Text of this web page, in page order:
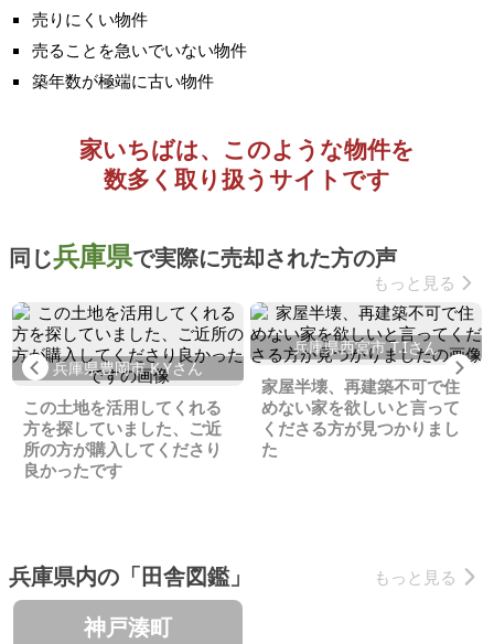
売りにくい物件
売ることを急いでいない物件
築年数が極端に古い物件
家いちばは、このような物件を
数多く取り扱うサイトです
同じ兵庫県で実際に売却された方の声
もっと見る
Previous
兵庫県豊岡市 K.Yさん
この土地を活用してくれる
方を探していました、ご近
所の方が購入してくださり
良かったです
兵庫県西宮市 T.Iさん
家屋半壊、再建築不可で住
めない家を欲しいと言って
くださる方が見つかりまし
た
兵庫県内の「田舎図鑑」 もっと見る
神戸湊町